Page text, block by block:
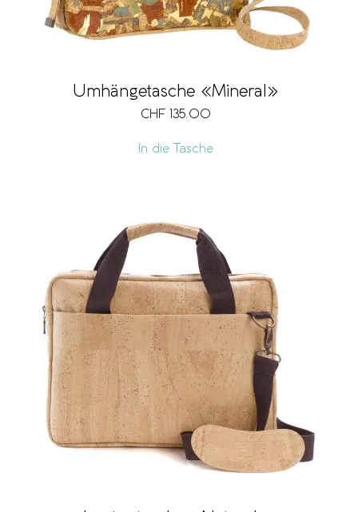
Umhängetasche «Mineral»
CHF 135.00
In die Tasche